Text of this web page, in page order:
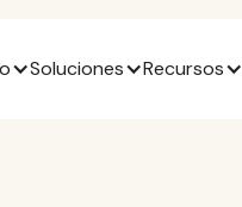
Soluciones Recursos